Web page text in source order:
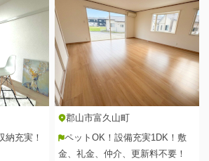
納充実！
郡山市富久山町
ペットOK！設備充実1DK！敷
金、礼金、仲介、更新料不要！